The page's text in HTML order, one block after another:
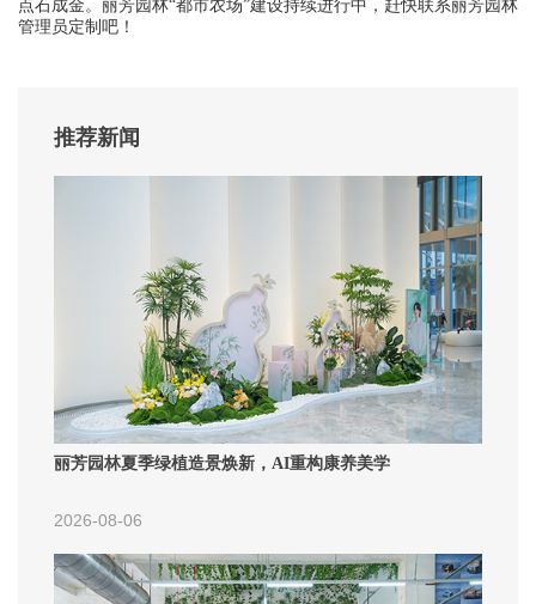
点石成金。丽芳园林“都市农场”建设持续进行中，赶快联系丽芳园林
管理员定制吧！
推荐新闻
丽芳园林夏季绿植造景焕新，AI重构康养美学
2026-08-06